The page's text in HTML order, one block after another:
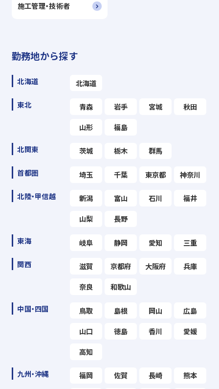
施工管理・技術者
勤務地から探す
北海道 北海道
東北 青森 岩手 宮城 秋田
山形 福島
北関東 茨城 栃木 群馬
首都圏 埼玉 千葉 東京都 神奈川
北陸・甲信越 新潟 富山 石川 福井
山梨 長野
東海 岐阜 静岡 愛知 三重
関西 滋賀 京都府 大阪府 兵庫
奈良 和歌山
中国・四国 鳥取 島根 岡山 広島
山口 徳島 香川 愛媛
高知
九州・沖縄 福岡 佐賀 長崎 熊本